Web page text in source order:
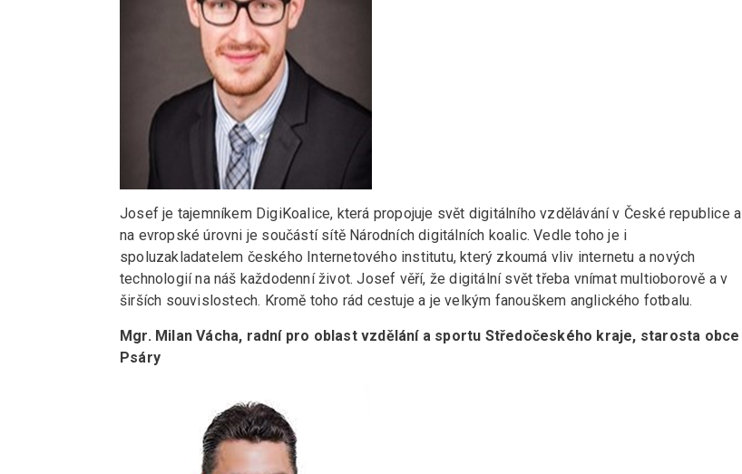
Josef je tajemníkem DigiKoalice, která propojuje svět digitálního vzdělávání v České republice a
na evropské úrovni je součástí sítě Národních digitálních koalic. Vedle toho je i
spoluzakladatelem českého Internetového institutu, který zkoumá vliv internetu a nových
technologií na náš každodenní život. Josef věří, že digitální svět třeba vnímat multioborově a v
širších souvislostech. Kromě toho rád cestuje a je velkým fanouškem anglického fotbalu.
Mgr. Milan Vácha, radní pro oblast vzdělání a sportu Středočeského kraje, starosta obce
Psáry